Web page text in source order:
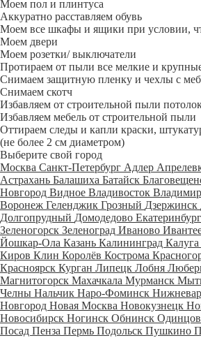
Моем пол и плинтуса
Аккуратно расставляем обувь
Моем все шкафы и ящики при условии,
Моем двери
Моем розетки/ выключатели
Протираем от пыли все мелкие и
Снимаем защитную пленку и чехлы с
Снимаем скотч
Избавляем от строительной пыли
Избавляем мебель от строительной пыли
Оттираем следы и капли краски,
(не более 2 см диаметром)
Выберите свой город
Москва Санкт-Петербург Адлер
Астрахань Балашиха Батайск
Новгород Видное Владивосток Владимир
Воронеж Геленджик Грозный Дзержинск
Долгопрудный Домодедово Екатеринбург
Зеленогорск Зеленоград Иваново
Йошкар-Ола Казань Калининград Калуга
Киров Клин Королёв Кострома
Красноярск Курган Липецк Лобня
Магнитогорск Махачкала Мурманск
Челны Нальчик Наро-Фоминск
Новгород Новая Москва Новокузнецк
Новосибирск Ногинск Обнинск
Посад Пенза Пермь Подольск Пушкино